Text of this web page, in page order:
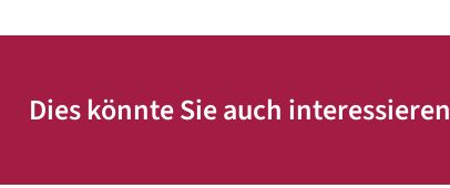
Dies könnte Sie auch interessieren